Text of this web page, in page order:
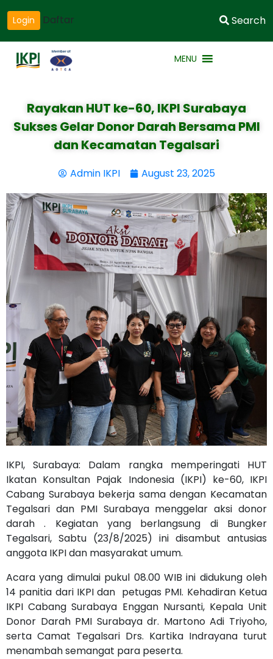
Login Daftar Search
MENU
Rayakan HUT ke-60, IKPI Surabaya
Sukses Gelar Donor Darah Bersama PMI
dan Kecamatan Tegalsari
Admin IKPI August 23, 2025
IKPI, Surabaya: Dalam rangka memperingati HUT
Ikatan Konsultan Pajak Indonesia (IKPI) ke-60, IKPI
Cabang Surabaya bekerja sama dengan Kecamatan
Tegalsari dan PMI Surabaya menggelar aksi donor
darah . Kegiatan yang berlangsung di Bungker
Tegalsari, Sabtu (23/8/2025) ini disambut antusias
anggota IKPI dan masyarakat umum.
Acara yang dimulai pukul 08.00 WIB ini didukung oleh
14 panitia dari IKPI dan petugas PMI. Kehadiran Ketua
IKPI Cabang Surabaya Enggan Nursanti, Kepala Unit
Donor Darah PMI Surabaya dr. Martono Adi Triyoho,
serta Camat Tegalsari Drs. Kartika Indrayana turut
menambah semangat para peserta.